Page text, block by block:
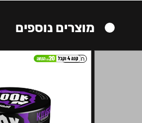
מוצרים נוספים
חזק